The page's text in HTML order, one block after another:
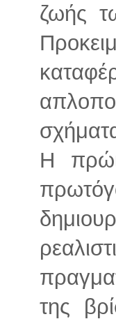
ζωής
Η
της